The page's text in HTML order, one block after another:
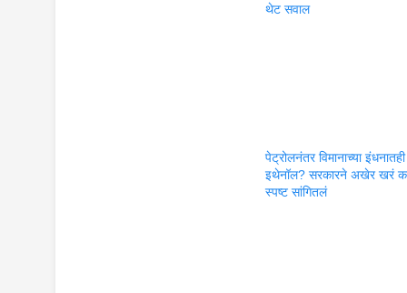
थेट सवाल
पेट्रोलनंतर विमानाच्या इंधनातही
इथेनॉल? सरकारने अखेर खरं
स्पष्ट सांगितलं